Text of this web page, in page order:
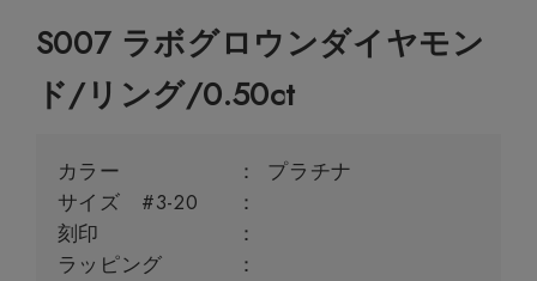
S007 ラボグロウンダイヤモン
ド/リング/0.50ct
カラー
プラチナ
サイズ #3-20
刻印
ラッピング